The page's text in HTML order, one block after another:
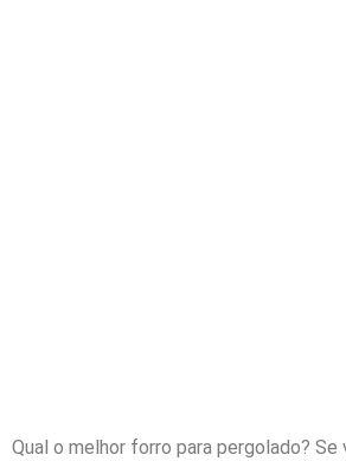
Qual o melhor forro para pergolado?